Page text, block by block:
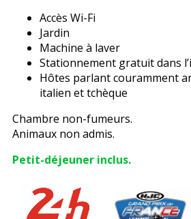
Accès Wi-Fi
Jardin
Machine à laver
Stationnement gratuit dans
Hôtes parlant couramment
italien et tchèque
Chambre non-fumeurs.
Animaux non admis.
Petit-déjeuner inclus.